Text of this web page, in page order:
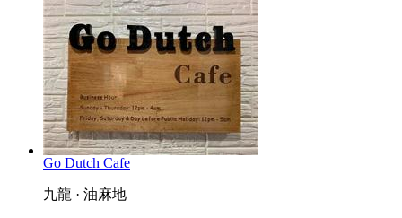
Go Dutch Cafe
九龍 · 油麻地